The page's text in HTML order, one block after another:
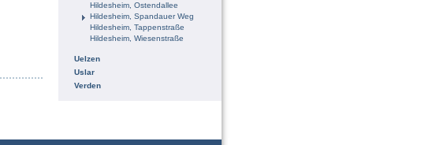
Hildesheim, Ostendallee
Hildesheim, Spandauer Weg
Hildesheim, Tappenstraße
Hildesheim, Wiesenstraße
Uelzen
Uslar
Verden